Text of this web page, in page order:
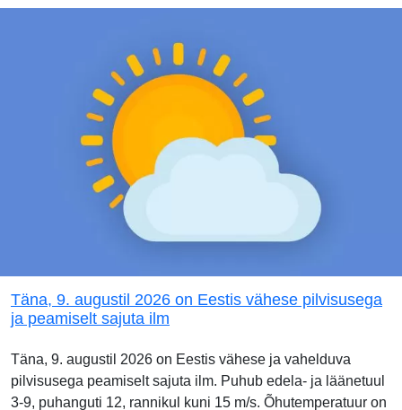
Täna, 9. augustil 2026 on Eestis vähese pilvisusega
ja peamiselt sajuta ilm
Täna, 9. augustil 2026 on Eestis vähese ja vahelduva
pilvisusega peamiselt sajuta ilm. Puhub edela- ja läänetuul
3-9, puhanguti 12, rannikul kuni 15 m/s. Õhutemperatuur on